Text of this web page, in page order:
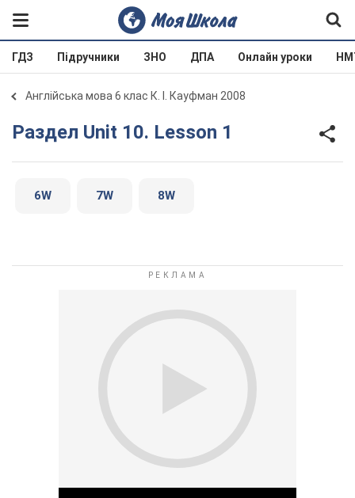
ГДЗ Підручники ЗНО ДПА Онлайн уроки
Англійська мова 6 клас К. І. Кауфман 2008
Раздел Unit 10. Lesson 1
6W 7W 8W